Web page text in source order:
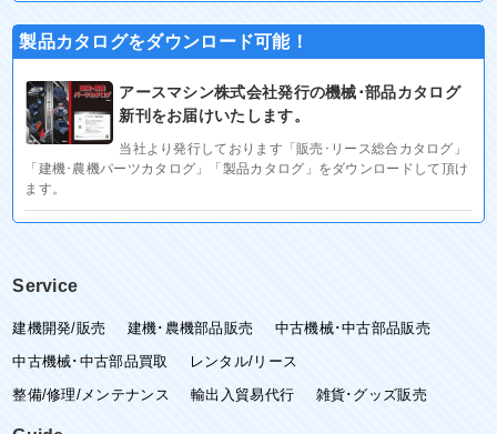
製品カタログをダウンロード可能！
アースマシン株式会社発行の機械･部品カタログ
新刊をお届けいたします。
当社より発行しております「販売･リース総合カタログ」
「建機･農機パーツカタログ」「製品カタログ」をダウンロードして頂け
ます。
Service
建機開発/販売 建機･農機部品販売
中古機械･中古部品販売
中古機械･中古部品買取
レンタル/リース
整備/修理/メンテナンス
輸出入貿易代行 雑貨･グッズ販売